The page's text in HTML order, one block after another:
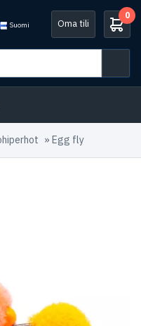
Suomi Oma tili
0
» Egg fly